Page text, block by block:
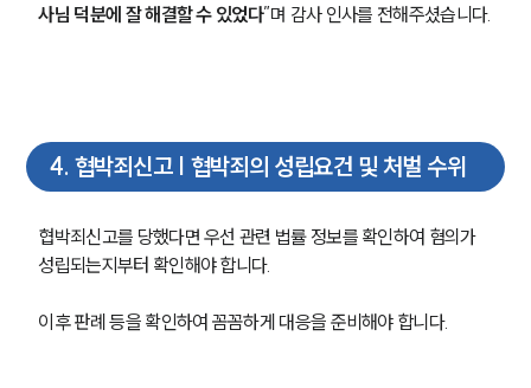
사님 덕분에 잘 해결할 수 있었다”며 감사 인사를 전해주셨습니다.
4. 협박죄신고 | 협박죄의 성립요건 및 처벌 수위
협박죄신고를 당했다면 우선 관련 법률 정보를 확인하여 혐의가
성립되는지부터 확인해야 합니다.
이후 판례 등을 확인하여 꼼꼼하게 대응을 준비해야 합니다.